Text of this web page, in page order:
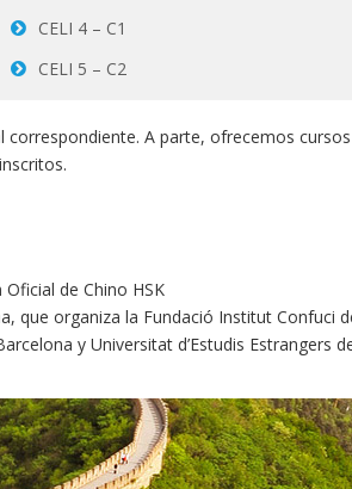
CELI 4 – C1
CELI 5 – C2
A parte, ofrecemos
de Chino HSK
que organiza la Fundació Institut Confuci
y Universitat d’Estudis Estrangers